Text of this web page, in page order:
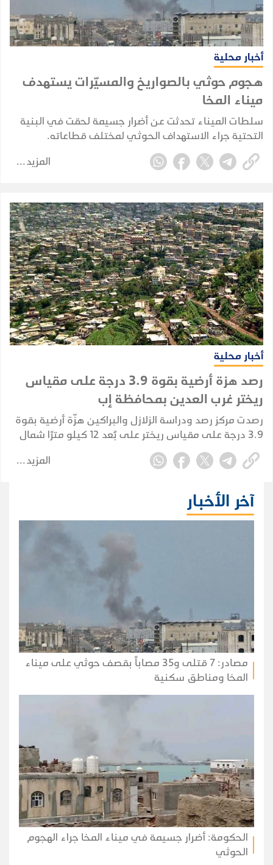
أخبار محلية
هجوم حوثي بالصواريخ والمسيّرات يستهدف
ميناء المخا
سلطات الميناء تحدثت عن أضرار جسيمة لحقت في البنية
التحتية جراء الاستهداف الحـوثـي لمختلف قطاعاته.
المزيد
أخبار محلية
رصد هزة أرضية بقوة 3.9 درجة على مقياس
ريختر غرب العدين بمحافظة إب
رصدت مركز رصد ودراسة الزلازل والبراكين هزّة أرضية بقوة
3.9 درجة على مقياس ريختر على بُعد 12 كيلو مترًا شمال
غرب العدين بمحافظة إب، وسط اليمن.
المزيد
آخر الأخبار
مصادر: 7 قتلى و35 مصاباً بقصف حوثي على ميناء
المخا ومناطق سكنية
الحكومة: أضرار جسيمة في ميناء المخا جراء الهجوم
الحوثي